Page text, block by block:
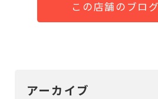
この店舗のブロ
アーカイブ